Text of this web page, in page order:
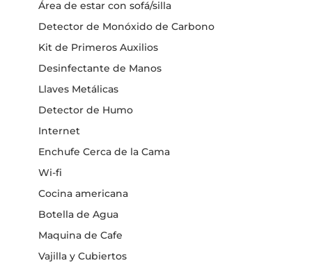
Área de estar con sofá/silla
Detector de Monóxido de Carbono
Kit de Primeros Auxilios
Desinfectante de Manos
Llaves Metálicas
Detector de Humo
Internet
Enchufe Cerca de la Cama
Wi-fi
Cocina americana
Botella de Agua
Maquina de Cafe
Vajilla y Cubiertos